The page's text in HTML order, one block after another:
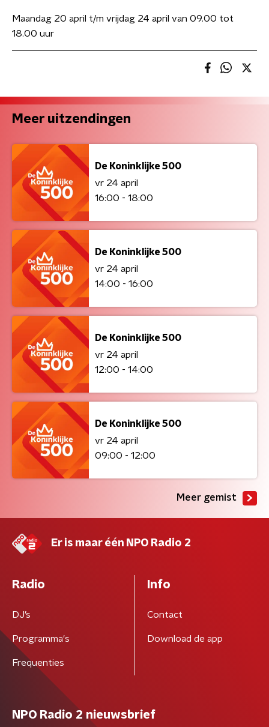
Maandag 20 april t/m vrijdag 24 april van 09.00 tot
18.00 uur
Meer uitzendingen
De Koninklijke 500
vr 24 april
16:00 - 18:00
De Koninklijke 500
vr 24 april
14:00 - 16:00
De Koninklijke 500
vr 24 april
12:00 - 14:00
De Koninklijke 500
vr 24 april
09:00 - 12:00
Meer gemist
Er is maar één NPO Radio 2
Radio
DJ’s
Programma's
Frequenties
Info
Contact
Download de app
NPO Radio 2 nieuwsbrief